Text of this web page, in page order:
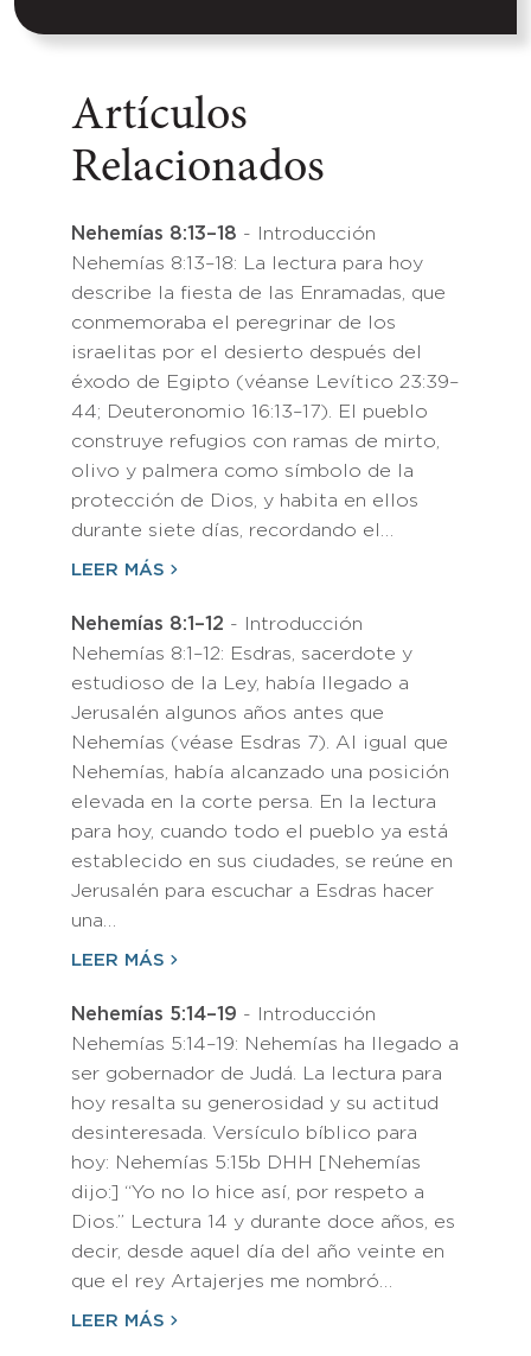
Artículos
Relacionados
Nehemías 8:13–18 - Introducción
Nehemías 8:13–18: La lectura para hoy
describe la fiesta de las Enramadas, que
conmemoraba el peregrinar de los
israelitas por el desierto después del
éxodo de Egipto (véanse Levítico 23:39–
44; Deuteronomio 16:13–17). El pueblo
construye refugios con ramas de mirto,
olivo y palmera como símbolo de la
protección de Dios, y habita en ellos
durante siete días, recordando el…
LEER MÁS
Nehemías 8:1–12 - Introducción
Nehemías 8:1–12: Esdras, sacerdote y
estudioso de la Ley, había llegado a
Jerusalén algunos años antes que
Nehemías (véase Esdras 7). Al igual que
Nehemías, había alcanzado una posición
elevada en la corte persa. En la lectura
para hoy, cuando todo el pueblo ya está
establecido en sus ciudades, se reúne en
Jerusalén para escuchar a Esdras hacer
una…
LEER MÁS
Nehemías 5:14–19 - Introducción
Nehemías 5:14–19: Nehemías ha llegado a
ser gobernador de Judá. La lectura para
hoy resalta su generosidad y su actitud
desinteresada. Versículo bíblico para
hoy: Nehemías 5:15b DHH [Nehemías
dijo:] “Yo no lo hice así, por respeto a
Dios.” Lectura 14 y durante doce años, es
decir, desde aquel día del año veinte en
que el rey Artajerjes me nombró…
LEER MÁS